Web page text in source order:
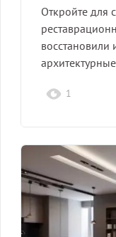
Откройте для
восстановили
1